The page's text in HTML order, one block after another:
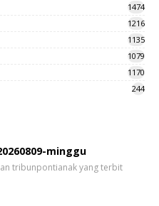
1474
1216
1135
1079
1170
244
minggu
tribunpontianak yang terbit